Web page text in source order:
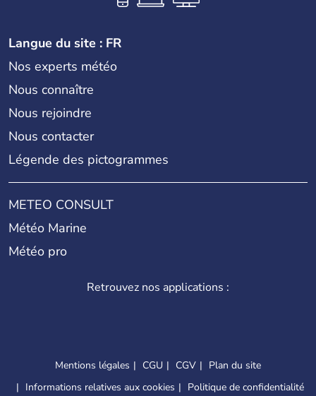
Langue du site : FR
Nos experts météo
Nous connaître
Nous rejoindre
Nous contacter
Légende des pictogrammes
METEO CONSULT
Météo Marine
Météo pro
Retrouvez nos applications :
Mentions légales CGU CGV
Plan du site
Informations relatives aux cookies
Politique de confidentialité